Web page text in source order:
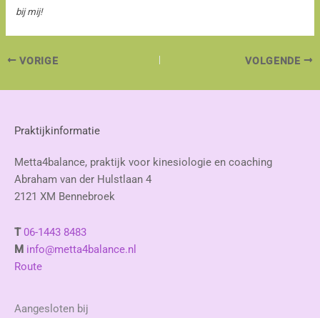
bij mij!
VORIGE VOLGENDE
Praktijkinformatie
Metta4balance, praktijk voor kinesiologie en coaching
Abraham van der Hulstlaan 4
2121 XM Bennebroek
T 06-1443 8483
M info@metta4balance.nl
Route
Aangesloten bij